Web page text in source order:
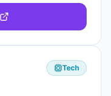
Tech